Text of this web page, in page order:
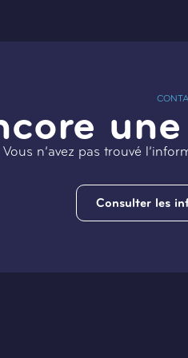
Vous n’avez pas trouvé
Consulter les